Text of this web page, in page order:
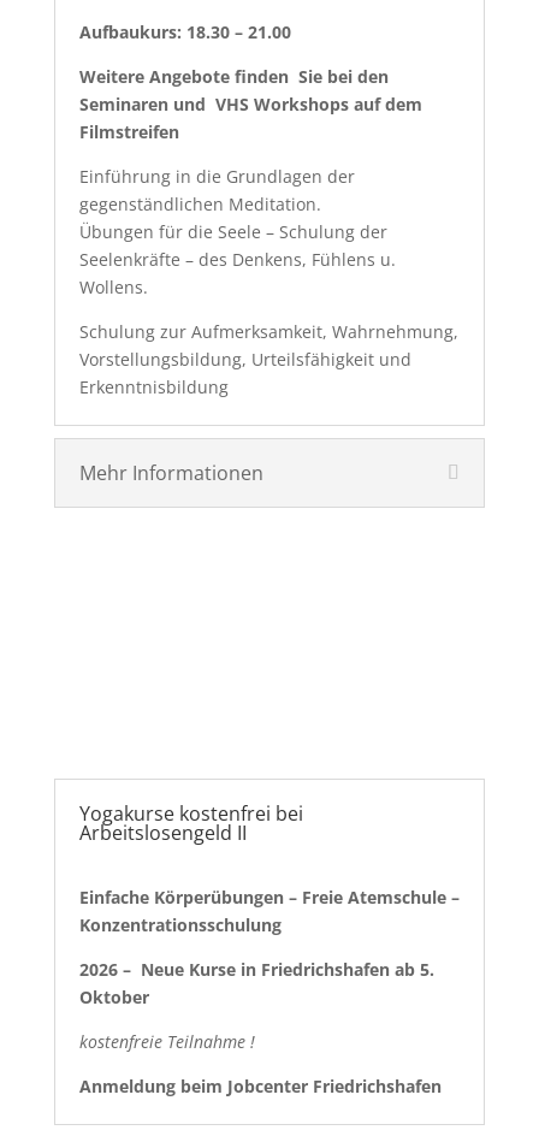
Aufbaukurs: 18.30 – 21.00
Weitere Angebote finden Sie bei den
Seminaren und VHS Workshops auf dem
Filmstreifen
Einführung in die Grundlagen der
gegenständlichen Meditation.
Übungen für die Seele – Schulung der
Seelenkräfte – des Denkens, Fühlens u.
Wollens.
Schulung zur Aufmerksamkeit, Wahrnehmung,
Vorstellungsbildung, Urteilsfähigkeit und
Erkenntnisbildung
Mehr Informationen
Yogakurse kostenfrei bei
Arbeitslosengeld II
Einfache Körperübungen – Freie Atemschule –
Konzentrationsschulung
2026 – Neue Kurse in Friedrichshafen ab 5.
Oktober
kostenfreie Teilnahme !
Anmeldung beim Jobcenter Friedrichshafen